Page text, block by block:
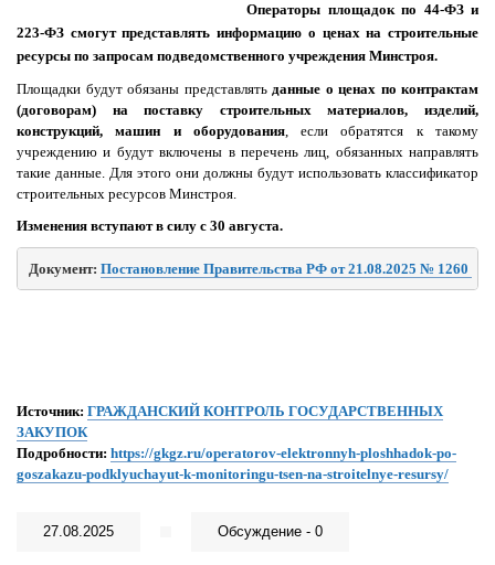
Операторы площадок по 44-ФЗ и
223-ФЗ смогут представлять информацию о ценах на строительные
ресурсы по запросам подведомственного учреждения Минстроя.
Площадки будут обязаны представлять данные о ценах по контрактам
(договорам) на поставку строительных материалов, изделий,
конструкций, машин и оборудования, если обратятся к такому
учреждению и будут включены в перечень лиц, обязанных направлять
такие данные. Для этого они должны будут использовать классификатор
строительных ресурсов Минстроя.
Изменения вступают в силу с 30 августа.
Документ: Постановление Правительства РФ от 21.08.2025 № 1260
Источник: ГРАЖДАНСКИЙ КОНТРОЛЬ ГОСУДАРСТВЕННЫХ
ЗАКУПОК
Подробности: https://gkgz.ru/operatorov-elektronnyh-ploshhadok-po-
goszakazu-podklyuchayut-k-monitoringu-tsen-na-stroitelnye-resursy/
27.08.2025 Обсуждение - 0